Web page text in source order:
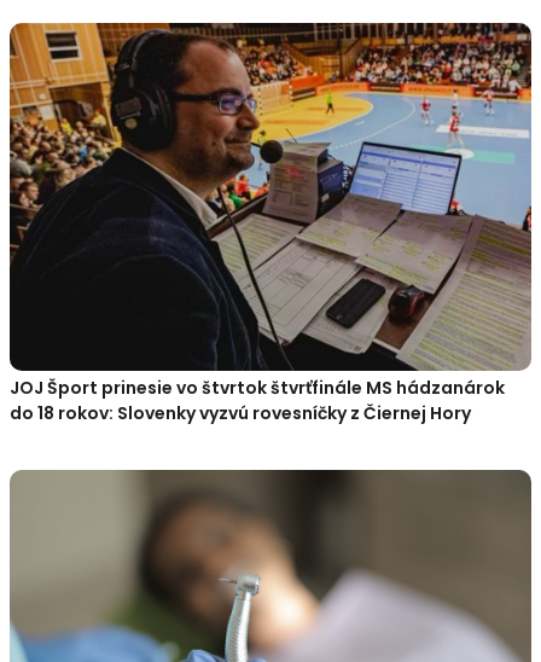
JOJ Šport prinesie vo štvrtok štvrťfinále MS hádzanárok
do 18 rokov: Slovenky vyzvú rovesníčky z Čiernej Hory